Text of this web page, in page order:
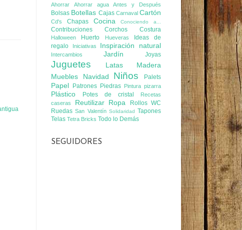
Ahorrar Ahorrar agua Antes y Después
Bolsas Botellas Cajas Carnaval Cartón
Cd's Chapas Cocina Conociendo a...
Contribuciones Corchos Costura
Halloween Huerto Hueveras
Ideas de
regalo
Iniciativas Inspiración natural
Intercambios Jardín Joyas
Juguetes Latas
Madera
Muebles
Navidad Niños Palets
Papel Patrones Piedras Pintura pizarra
Plástico Potes de cristal
Recetas
caseras
Reutilizar Ropa
Rollos WC
Ruedas San Valentín Solidaridad Tapones
Telas Tetra Bricks Todo lo Demás
SEGUIDORES